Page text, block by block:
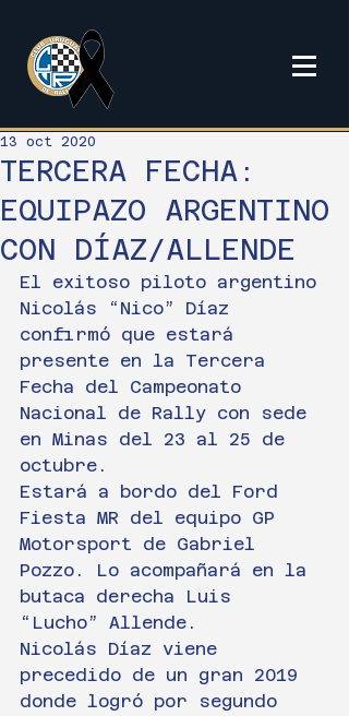
TERCERA FECHA:
EQUIPAZO ARGENTINO
CON DÍAZ/ALLENDE
13 oct 2020
El exitoso piloto argentino
Nicolás “Nico” Díaz
confirmó que estará
presente en la Tercera
Fecha del Campeonato
Nacional de Rally con sede
en Minas del 23 al 25 de
octubre.
Estará a bordo del Ford
Fiesta MR del equipo GP
Motorsport de Gabriel
Pozzo. Lo acompañará en la
butaca derecha Luis
“Lucho” Allende.
Nicolás Díaz viene
precedido de un gran 2019
donde logró por segundo